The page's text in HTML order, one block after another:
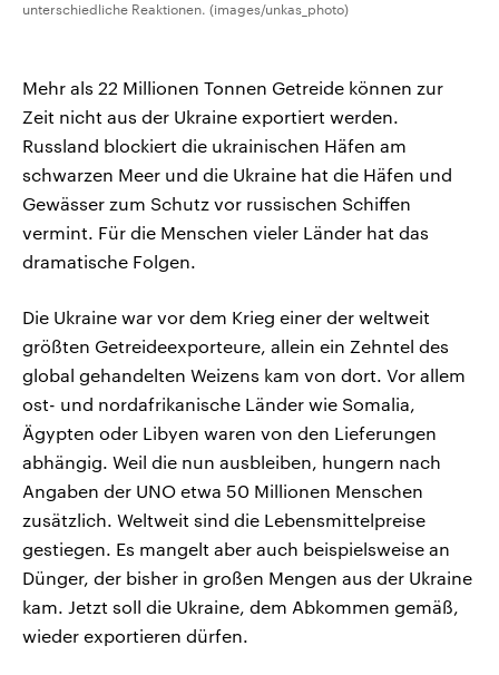
unterschiedliche Reaktionen. (images/unkas_photo)
Mehr als 22 Millionen Tonnen Getreide können zur
Zeit nicht aus der Ukraine exportiert werden.
Russland blockiert die ukrainischen Häfen am
schwarzen Meer und die Ukraine hat die Häfen und
Gewässer zum Schutz vor russischen Schiffen
vermint. Für die Menschen vieler Länder hat das
dramatische Folgen.
Die Ukraine war vor dem Krieg einer der weltweit
größten Getreideexporteure, allein ein Zehntel des
global gehandelten Weizens kam von dort. Vor allem
ost- und nordafrikanische Länder wie Somalia,
Ägypten oder Libyen waren von den Lieferungen
abhängig. Weil die nun ausbleiben, hungern nach
Angaben der UNO etwa 50 Millionen Menschen
zusätzlich. Weltweit sind die Lebensmittelpreise
gestiegen. Es mangelt aber auch beispielsweise an
Dünger, der bisher in großen Mengen aus der Ukraine
kam. Jetzt soll die Ukraine, dem Abkommen gemäß,
wieder exportieren dürfen.